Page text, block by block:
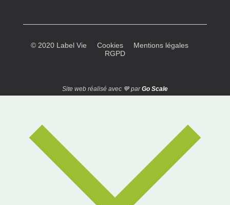
© 2020 Label VieCookies
Mentions légales
RGPD
Site web réalisé avec 💙 parGo Scale